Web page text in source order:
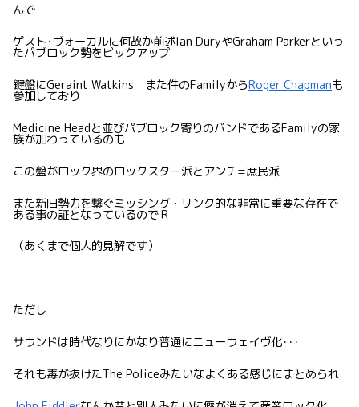
んで
ゲスト･ヴォーカルに何故か前述Ian DuryやGraham Parkerといっ
たパブロック勢をピックアップ
鍵盤にGeraint Watkins また件のFamilyからRoger Chapmanも
参加しており
Medicine Headと並びパブロック寄りのバンドであるFamilyの家
族が加わっているのも
この盤がロック界のロックスター派とアンチ=庶民派
また新旧勢力を繋ぐミッシング・リンク的な非常に重要な存在で
ある事の証となっているのでＲ
（あくまで個人的見解です）
ただし
サウンドは時代なりにかなり普通にニューウェイヴ化･･･
それも毒が抜けたThe Policeみたいなよくある感じにまとめられ